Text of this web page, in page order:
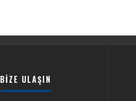
BIZE ULAŞIN